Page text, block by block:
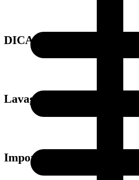
DICAS
Lavagem
Importante: